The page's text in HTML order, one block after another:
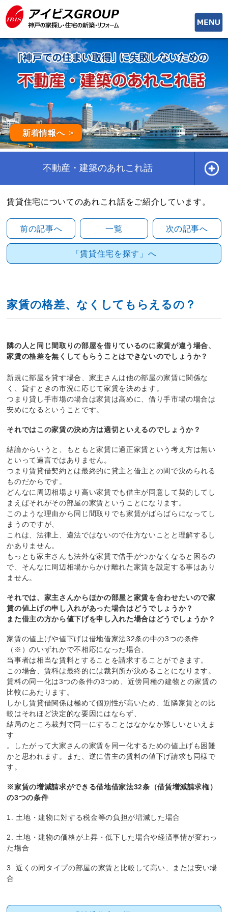
toggle
新着情報へ
不動産・建築のあれこれ話
賃貸住宅についてのあれこれ話をご紹介しています。
前の記事へ 一覧 次の記事へ
「賃貸住宅を探す」へ
家賃の格差、なくしてもらえるの？
隣の人と同じ間取りの部屋を借りているのに家賃が違う場合、
家賃の格差を無くしてもらうことはできないのでしょうか？
新規に部屋を貸す場合、家主さんは他の部屋の家賃に関係な
く、貸すときの市況に応じて家賃を決めます。
つまり貸し手市場の場合は家賃は高めに、借り手市場の場合は
安めになるということです。
それではこの家賃の決め方は適切といえるのでしょうか？
結論からいうと、もともと家賃に適正家賃という考え方は無い
といって過言ではありません。
つまり賃貸借契約とは最終的に貸主と借主との間で決められる
ものだからです。
どんなに周辺相場より高い家賃でも借主が同意して契約してし
まえばそれがその部屋の家賃ということになります。
このような理由から同じ間取りでも家賃がばらばらになってし
まうのですが、
これは、法律上、違法ではないので仕方ないことと理解するし
かありません。
もっとも家主さんも法外な家賃で借手がつかなくなると困るの
で、そんなに周辺相場からかけ離れた家賃を設定する事はあり
ません。
それでは、家主さんからほかの部屋と家賃を合わせたいので家
賃の値上げの申し入れがあった場合はどうでしょうか？
また借主の方から値下げを申し入れた場合はどうでしょうか？
家賃の値上げや値下げは借地借家法32条の中の3つの条件
（※）のいずれかで不相応になった場合、
当事者は相当な賃料とすることを請求することができます。
この場合、賃料は最終的には裁判所が決めることになります。
賃料の同一化は3つの条件の3つめ、近傍同種の建物との家賃の
比較にあたります。
しかし賃貸借関係は極めて個別性が高いため、近隣家賃との比
較はそれほど決定的な要因にはならず、
結局のところ裁判で同一にすることはなかなか難しいといえま
す
。したがって大家さんの家賃を同一化するための値上げも困難
かと思われます。また、逆に借主の賃料の値下げ請求も同様で
す。
※家賃の増減請求ができる借地借家法32条（借賃増減請求権）
の3つの条件
1. 土地・建物に対する税金等の負担が増減した場合
2. 土地・建物の価格が上昇・低下した場合や経済事情が変わっ
た場合
3. 近くの同タイプの部屋の家賃と比較して高い、または安い場
合